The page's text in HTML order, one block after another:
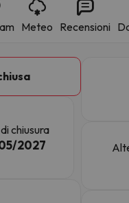
Meteo Recensioni
chiusura
2027